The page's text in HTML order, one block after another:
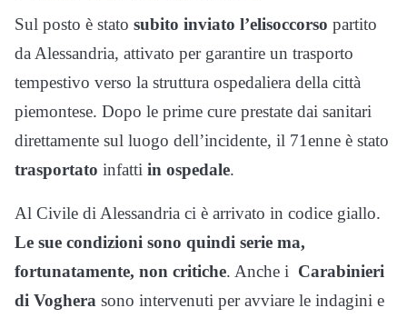
Sul posto è stato subito inviato l’elisoccorso partito
da Alessandria, attivato per garantire un trasporto
tempestivo verso la struttura ospedaliera della città
piemontese. Dopo le prime cure prestate dai sanitari
direttamente sul luogo dell’incidente, il 71enne è stato
trasportato infatti in ospedale.
Al Civile di Alessandria ci è arrivato in codice giallo.
Le sue condizioni sono quindi serie ma,
fortunatamente, non critiche. Anche i Carabinieri
di Voghera sono intervenuti per avviare le indagini e